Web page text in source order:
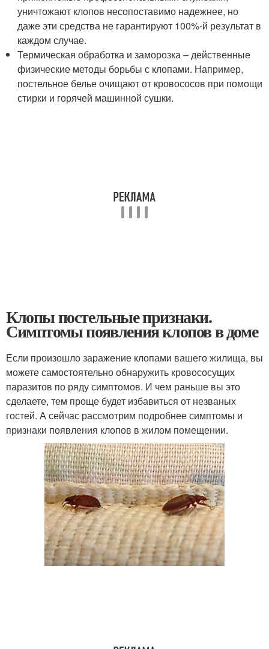
уничтожают клопов несопоставимо надежнее, но
даже эти средства не гарантируют 100%-й результат в
каждом случае.
Термическая обработка и заморозка – действенные
физические методы борьбы с клопами. Например,
постельное белье очищают от кровососов при помощи
стирки и горячей машинной сушки.
Клопы постельные признаки.
Симптомы появления клопов в доме
Если произошло заражение клопами вашего жилища, вы
можете самостоятельно обнаружить кровососущих
паразитов по ряду симптомов. И чем раньше вы это
сделаете, тем проще будет избавиться от незваных
гостей. А сейчас рассмотрим подробнее симптомы и
признаки появления клопов в жилом помещении.